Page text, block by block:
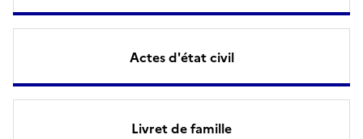
Actes d'état civil
Livret de famille